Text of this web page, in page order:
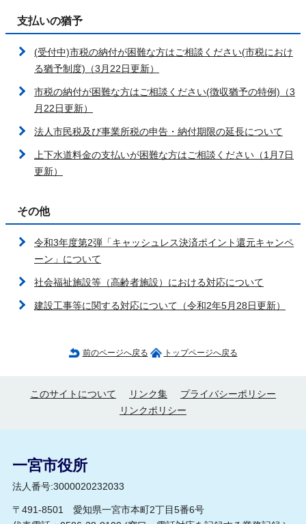
支払いの猶予
(受付中)市税の納付が困難な方はご相談ください(市税におけ
る猶予制度)（3月22日更新）
市税の納付が困難な方はご相談ください(徴収猶予の特例)（3
月22日更新）
法人市民税及び事業所税の申告・納付期限の延長について
上下水道料金の支払いが困難な方はご相談ください（1月7日
更新）
その他
令和3年度第2弾「キャッシュレス決済ポイント還元キャンペ
ーン」について
社会福祉施設等（高齢者施設）における対応について
建設工事等に関する対応について（令和2年5月28日更新）
前のページへ戻る トップページへ戻る
このサイトについて リンク集
プライバシーポリシー
リンクポリシー
一宮市役所
法人番号:3000020232033
〒491-8501 愛知県一宮市本町2丁目5番6号